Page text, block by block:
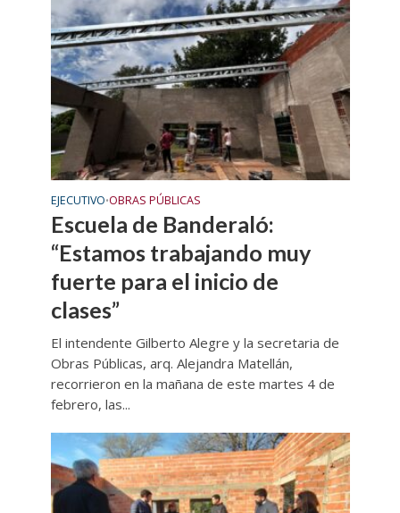
EJECUTIVO•OBRAS PÚBLICAS
Escuela de Banderaló:
“Estamos trabajando muy
fuerte para el inicio de
clases”
El intendente Gilberto Alegre y la secretaria de
Obras Públicas, arq. Alejandra Matellán,
recorrieron en la mañana de este martes 4 de
febrero, las...